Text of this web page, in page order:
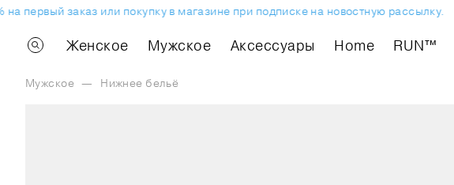
первый заказ или покупку в магазине при подписке на новостную рассылку.
Женское Мужское Аксессуары Home RUN™
Мужское — Нижнее бельё